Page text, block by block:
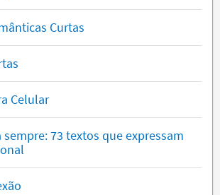
Curtas
Celular
sempre: 73 textos que expressam